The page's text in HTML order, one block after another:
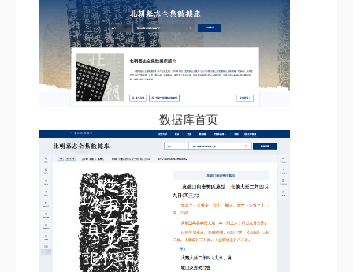
数据库首页